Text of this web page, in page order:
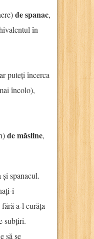
de spanac,
în
puteți încerca
încolo),
de măsline,
spanacul.
i
a-l curăța
subțiri.
să se